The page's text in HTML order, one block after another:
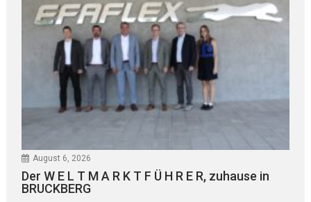
August 6, 2026
Der W E L T M A R K T F Ü H R E R, zuhause in
BRUCKBERG